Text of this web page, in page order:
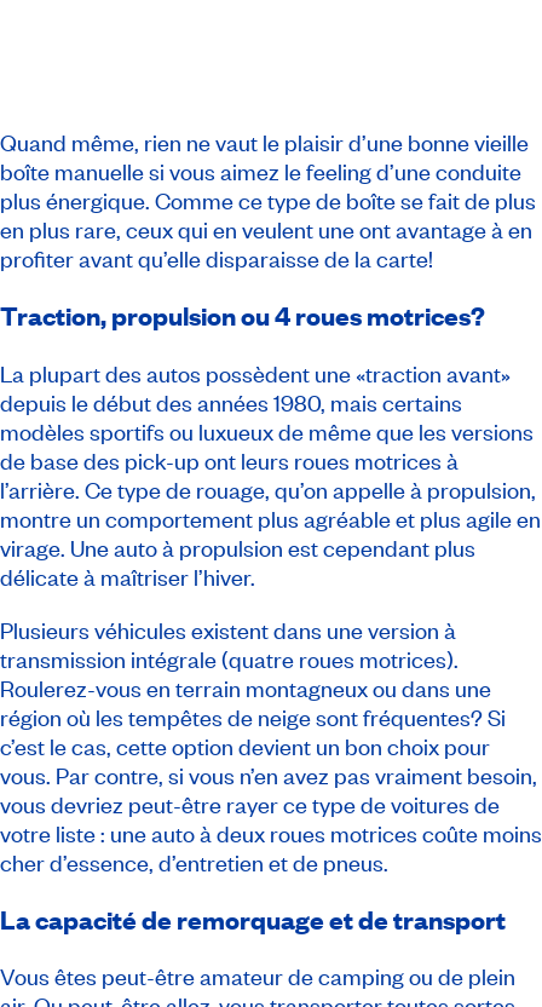
Quand même, rien ne vaut le plaisir d’une bonne vieille
boîte manuelle si vous aimez lefeelingd’une conduite
plus énergique. Comme ce type de boîte se fait de plus
en plus rare, ceux qui en veulent une ont avantage à en
profiter avant qu’elle disparaisse de la carte!
Traction, propulsion ou 4 roues motrices?
La plupart des autos possèdent une «traction avant»
depuis le début des années 1980, mais certains
modèles sportifs ou luxueux de même que les versions
de base des pick-up ont leurs roues motrices à
l’arrière. Ce type de rouage, qu’on appelle à propulsion,
montre un comportement plus agréable et plus agile en
virage. Une auto à propulsion est cependant plus
délicate à maîtriser l’hiver.
Plusieurs véhicules existent dans une version à
transmission intégrale (quatre roues motrices).
Roulerez-vous en terrain montagneux ou dans une
région où les tempêtes de neige sont fréquentes? Si
c’est le cas, cette option devient un bon choix pour
vous. Par contre, si vous n’en avez pas vraiment besoin,
vous devriez peut-être rayer ce type de voitures de
votre liste : une auto à deux roues motrices coûte moins
cher d’essence, d’entretien et de pneus.
La capacité de remorquage et de transport
Vous êtes peut-être amateur de camping ou de plein